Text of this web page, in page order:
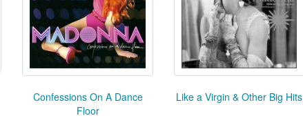
Confessions On A Dance
Floor
Like a Virgin & Other Big Hits